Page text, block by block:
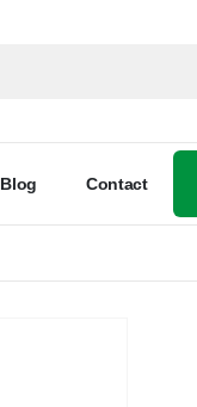
Blog Contact